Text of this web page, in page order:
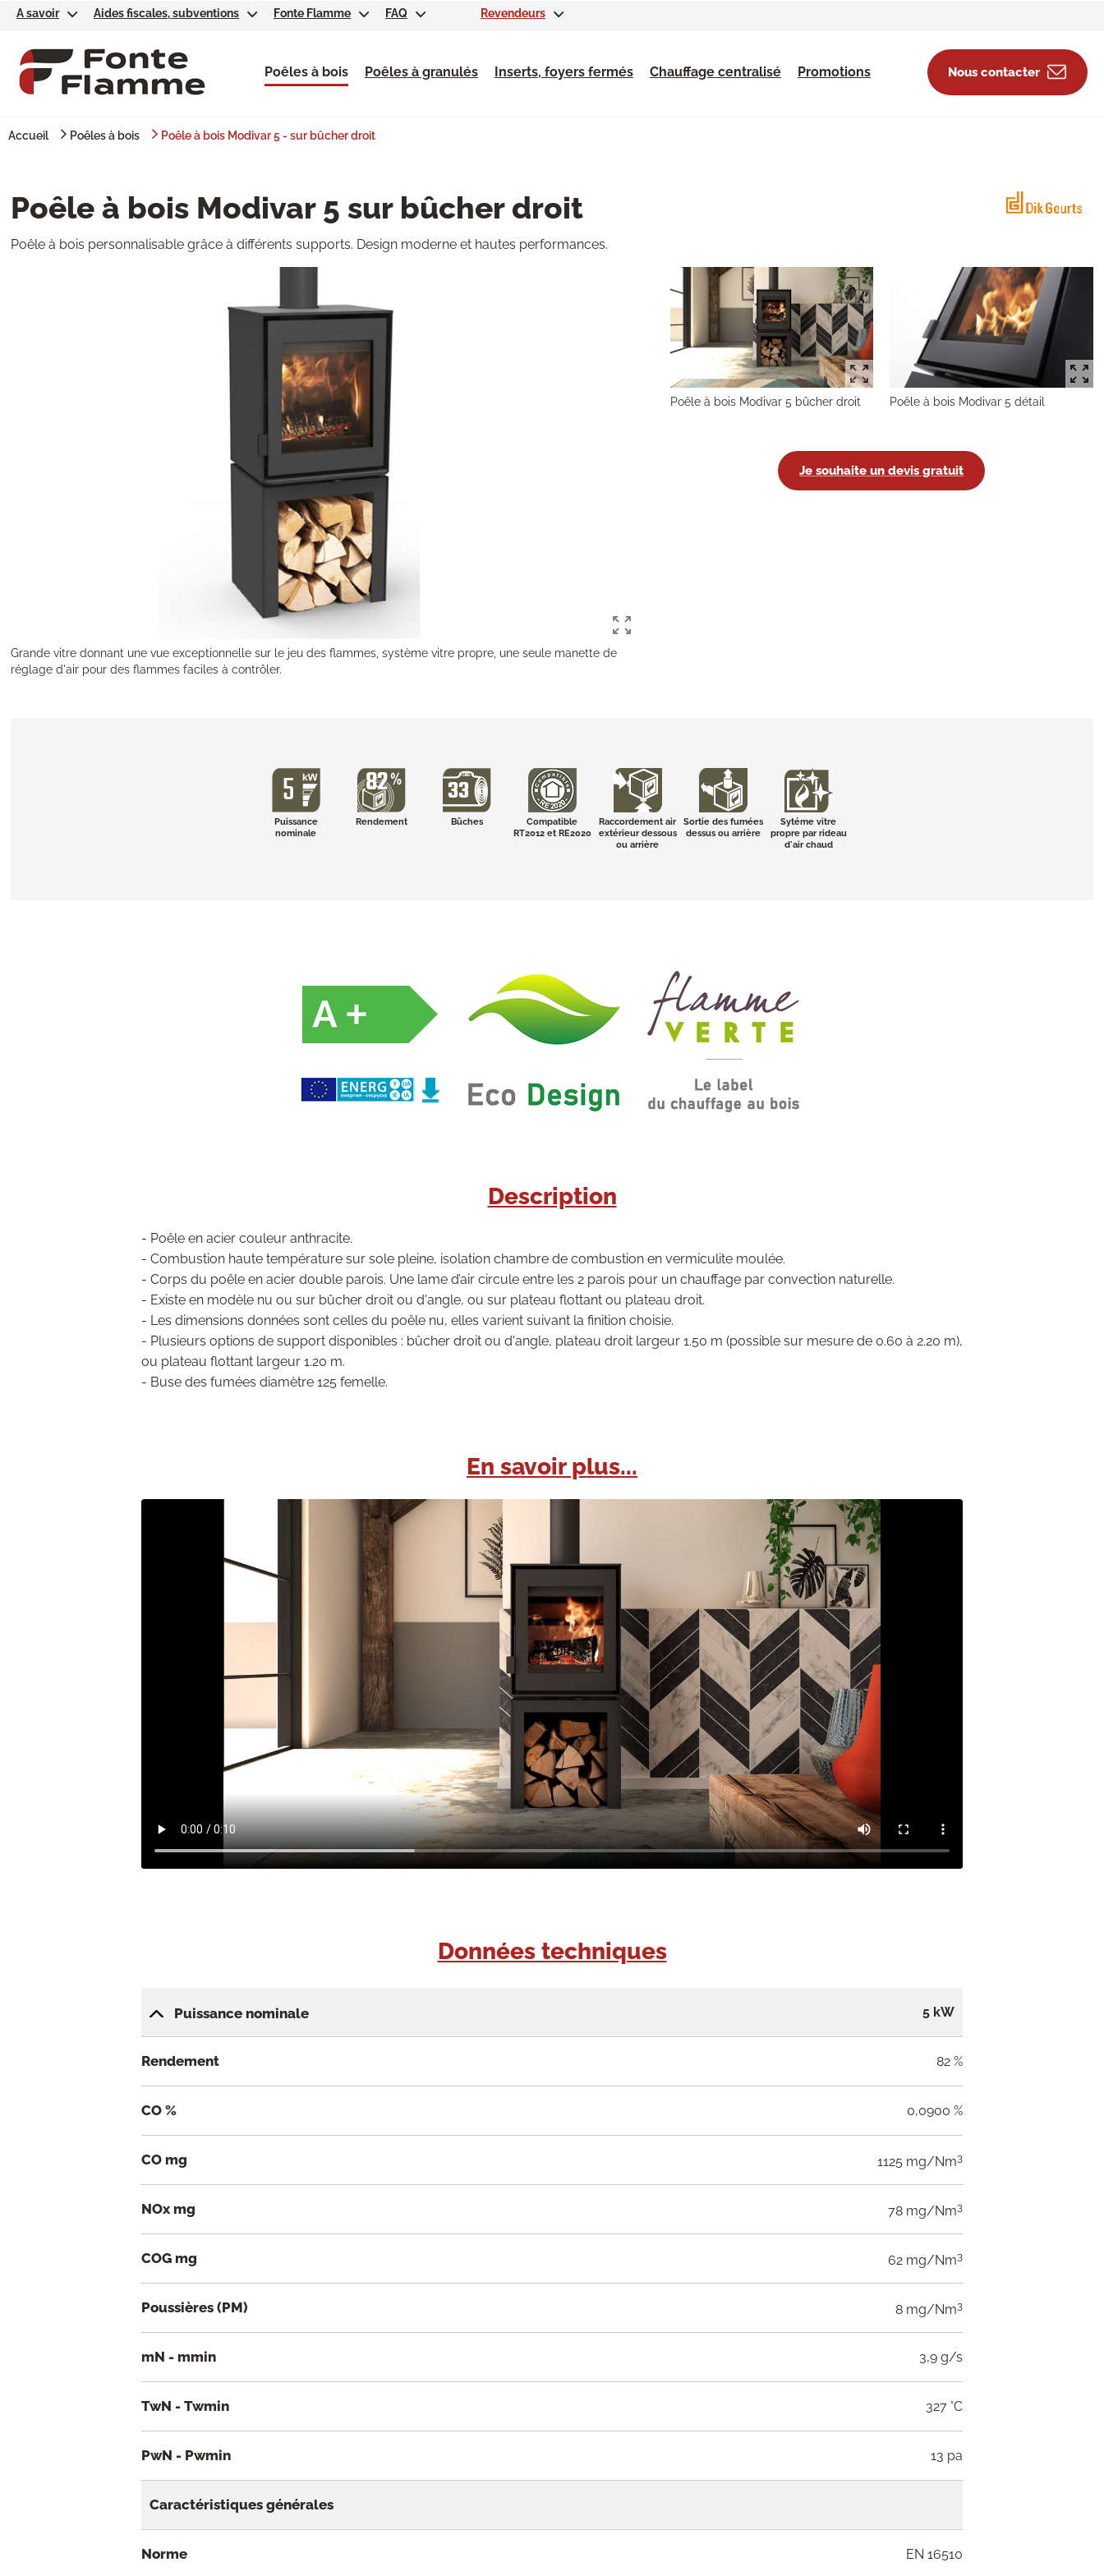
Poêles à bois Poêles à granulés Inserts, foyers fermés Chauffage centralisé Promotions Nous contacter
A savoir Aides fiscales, subventions Fonte Flamme FAQ Revendeurs
Accueil Poêles à bois Poêle à bois Modivar 5 - sur bûcher droit
Poêle à bois Modivar 5 sur bûcher droit
Poêle à bois personnalisable grâce à différents supports. Design moderne et hautes performances.
Grande vitre donnant une vue exceptionnelle sur le jeu des flammes, système vitre propre, une seule manette de
réglage d'air pour des flammes faciles à contrôler.
Poêle à bois Modivar 5 bûcher droit Poêle à bois Modivar 5 détail
Je souhaite un devis gratuit
Puissance
nominale
Rendement Bûches
Compatible
RT2012 et RE2020
Raccordement air
extérieur dessous
ou arrière
Sortie des fumées
dessus ou arrière
Sytéme vitre
propre par rideau
d'air chaud
Description
- Poêle en acier couleur anthracite.
- Combustion haute température sur sole pleine, isolation chambre de combustion en vermiculite moulée.
- Corps du poêle en acier double parois. Une lame d’air circule entre les 2 parois pour un chauffage par convection naturelle.
- Existe en modèle nu ou sur bûcher droit ou d'angle, ou sur plateau flottant ou plateau droit.
- Les dimensions données sont celles du poêle nu, elles varient suivant la finition choisie.
- Plusieurs options de support disponibles : bûcher droit ou d'angle, plateau droit largeur 1.50 m (possible sur mesure de 0.60 à 2.20 m),
ou plateau flottant largeur 1.20 m.
- Buse des fumées diamètre 125 femelle.
En savoir plus...
Données techniques
Puissance nominale 5 kW
Rendement 82 %
CO % 0,0900 %
CO mg 1125 mg/Nm3
NOx mg 78 mg/Nm3
COG mg 62 mg/Nm3
Poussières (PM) 8 mg/Nm3
mN - mmin 3,9 g/s
TwN - Twmin 327 °C
PwN - Pwmin 13 pa
Caractéristiques générales
Norme EN 16510